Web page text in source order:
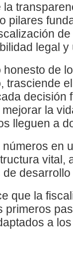
pilares
legal
de
trasciende
decisión
la
lleguen a
en
vital,
que la
primeros
a